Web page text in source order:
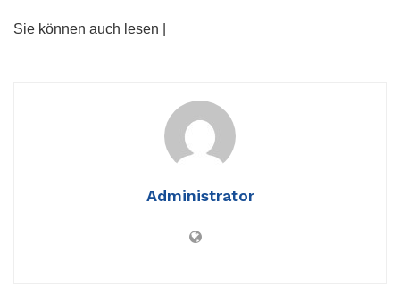
Sie können auch lesen |
Administrator